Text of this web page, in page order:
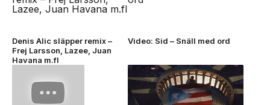
Denis Alic släpper remix –
Frej Larsson, Lazee, Juan
Havana m.fl
Video: Sid – Snäll med ord